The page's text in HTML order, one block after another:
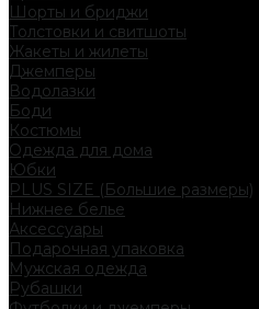
Шорты и бриджи
Толстовки и свитшоты
Жакеты и жилеты
Джемперы
Водолазки
Боди
Костюмы
Одежда для дома
Юбки
PLUS SIZE (Большие размеры)
Нижнее белье
Аксессуары
Подарочная упаковка
Мужская одежда
Рубашки